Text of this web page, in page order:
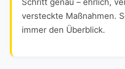
Schritt genau – ehrlich,
versteckte Maßnahmen.
immer den Überblick.